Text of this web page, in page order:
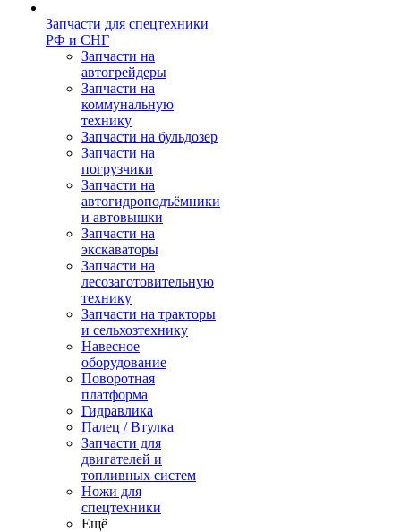
Запчасти для спецтехники
РФ и СНГ
Запчасти на
автогрейдеры
Запчасти на
коммунальную
технику
Запчасти на бульдозер
Запчасти на
погрузчики
Запчасти на
автогидроподъёмники
и автовышки
Запчасти на
экскаваторы
Запчасти на
лесозаготовительную
технику
Запчасти на тракторы
и сельхозтехнику
Навесное
оборудование
Поворотная
платформа
Гидравлика
Палец / Втулка
Запчасти для
двигателей и
топливных систем
Ножи для
спецтехники
Ещё